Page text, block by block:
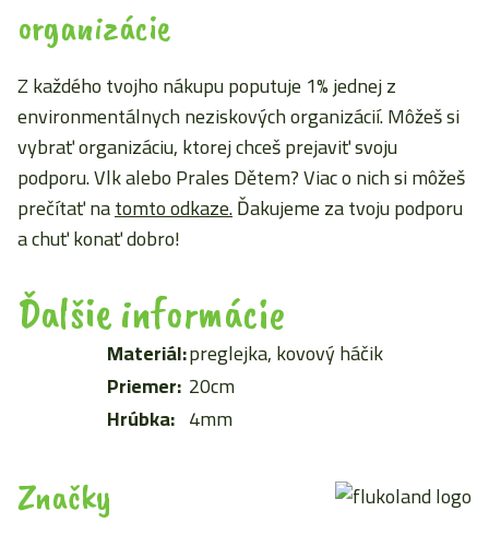
organizácie
Z každého tvojho nákupu poputuje 1% jednej z
environmentálnych neziskových organizácií. Môžeš si
vybrať organizáciu, ktorej chceš prejaviť svoju
podporu. Vlk alebo Prales Dětem? Viac o nich si môžeš
prečítať natomto odkaze.Ďakujeme za tvoju podporu
a chuť konať dobro!
Ďalšie informácie
Materiál:preglejka, kovový háčik
Priemer: 20cm
Hrúbka: 4mm
Značky